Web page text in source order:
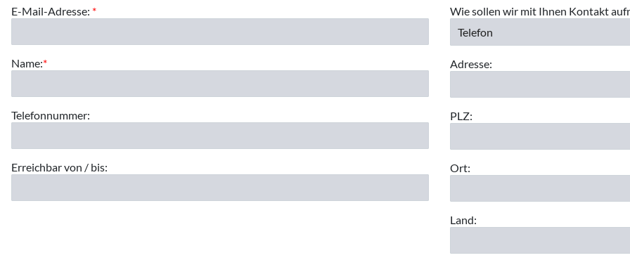
E-Mail-Adresse: *
Name:*
Telefonnummer:
Erreichbar von / bis:
Wie sollen wir mit Ihnen Kontakt
Adresse:
PLZ:
Ort:
Land: